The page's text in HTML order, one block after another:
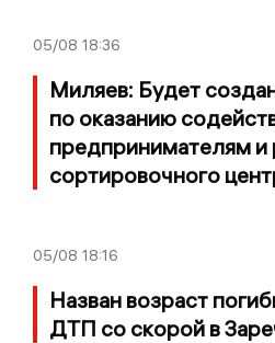
05/08 18:36
Миляев: Будет
по оказанию
предпринимателям и
сортировочного
05/08 18:16
Назван возраст
ДТП со скорой в